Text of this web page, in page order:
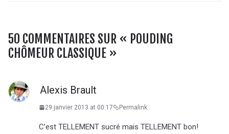
50 COMMENTAIRES SUR « POUDING
CHÔMEUR CLASSIQUE »
Alexis Brault
29 janvier 2013 at 00:17 Permalink
C’est TELLEMENT sucré mais TELLEMENT bon!